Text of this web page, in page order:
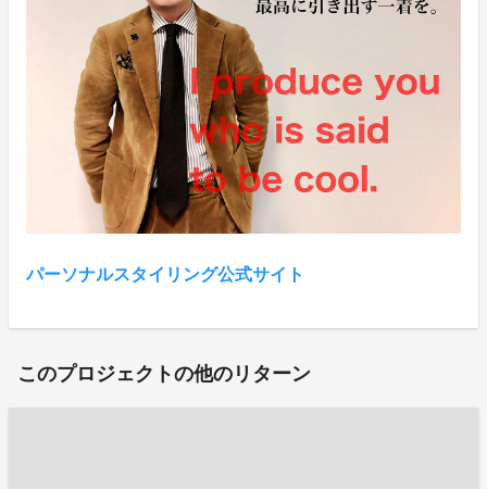
パーソナルスタイリング公式サイト
このプロジェクトの他のリターン